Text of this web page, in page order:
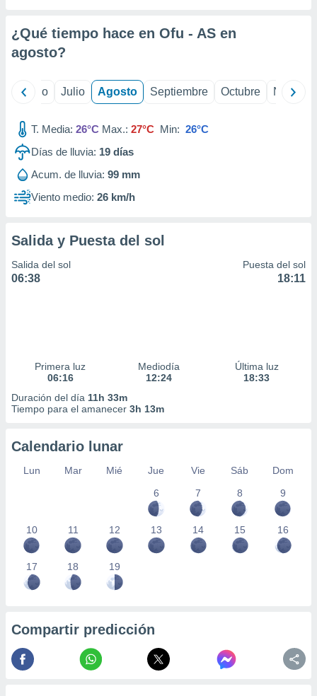
e
de
¿Qué tiempo hace en Ofu - AS en
agosto?
Junio Julio Agosto Septiembre Octubre
T. Media: 26°C Max.: 27°C Min: 26°C
Días de lluvia: 19 días
Acum. de lluvia: 99 mm
Viento medio: 26 km/h
Salida y Puesta del sol
Salida del sol
06:38
Puesta del sol
18:11
Primera luz
06:16
Mediodía
12:24
Última luz
18:33
Duración del día 11h 33m
Tiempo para el amanecer 3h 13m
Calendario lunar
Lun Mar Mié Jue Vie Sáb
Dom
6
7 8 9
10 11 12 13 14 15 16
17 18 19
Compartir predicción